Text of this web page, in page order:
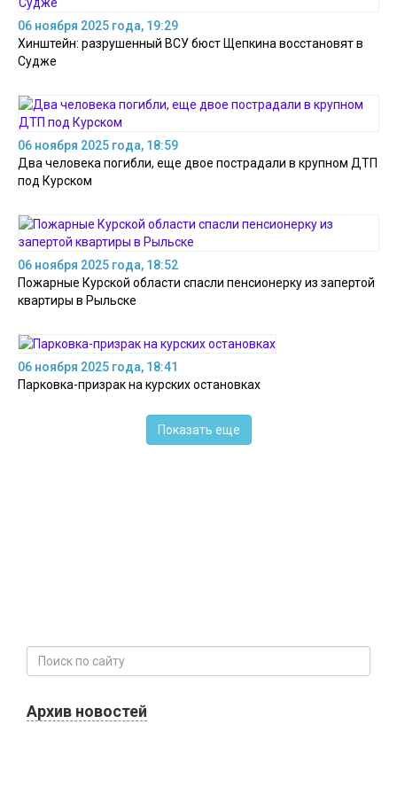
06 ноября 2025 года, 19:29
Хинштейн: разрушенный ВСУ бюст Щепкина восстановят в
Судже
06 ноября 2025 года, 18:59
Два человека погибли, еще двое пострадали в крупном ДТП
под Курском
06 ноября 2025 года, 18:52
Пожарные Курской области спасли пенсионерку из запертой
квартиры в Рыльске
06 ноября 2025 года, 18:41
Парковка-призрак на курских остановках
Показать еще
Архив новостей